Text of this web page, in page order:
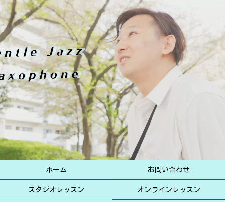
ホーム お問い合わせ
スタジオレッスン オンラインレッスン